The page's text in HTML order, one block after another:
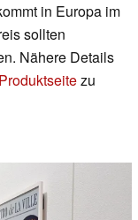
in Europa im
sollten
Nähere Details
zu